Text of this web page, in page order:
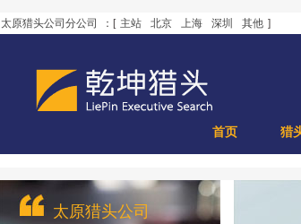
太原猎头公司分公司 ：[ 主站 北京 上海 深圳 其他 ]
首页 猎
太原猎头公司